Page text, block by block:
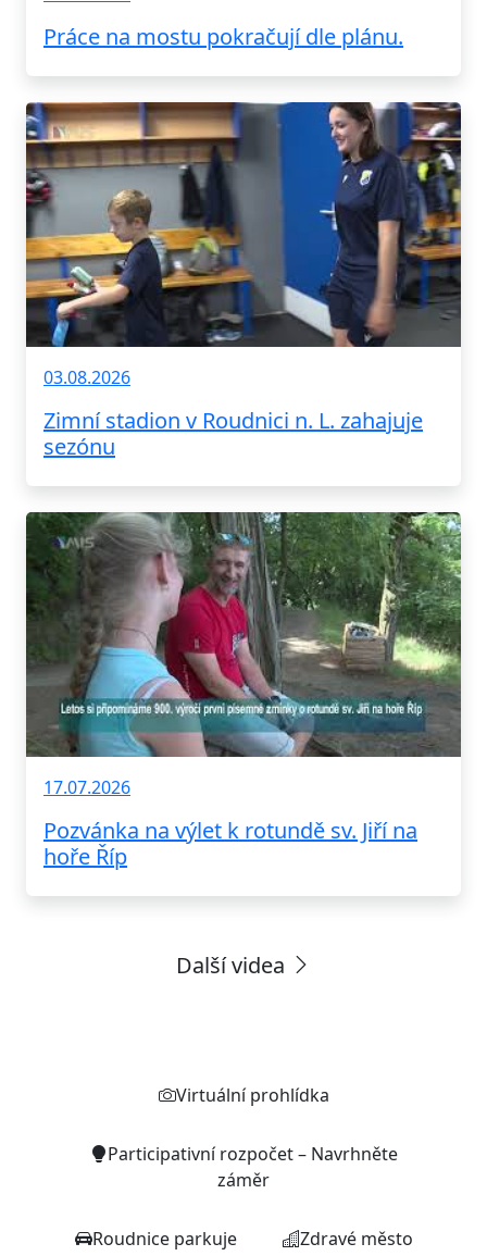
Práce na mostu pokračují dle plánu.
03.08.2026
Zimní stadion v Roudnici n. L. zahajuje
sezónu
17.07.2026
Pozvánka na výlet k rotundě sv. Jiří na
hoře Říp
Další videa
Virtuální prohlídka
Participativní rozpočet – Navrhněte
záměr
Roudnice parkuje Zdravé město